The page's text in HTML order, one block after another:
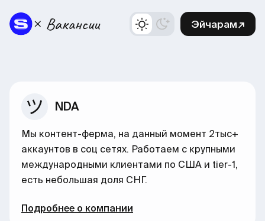
Эйчарам↗
NDA
Мы контент-ферма, на данный момент 2тыс+
аккаунтов в соц сетях. Работаем с крупными
международными клиентами по США и tier-1,
есть небольшая доля СНГ.
Подробнее о компании